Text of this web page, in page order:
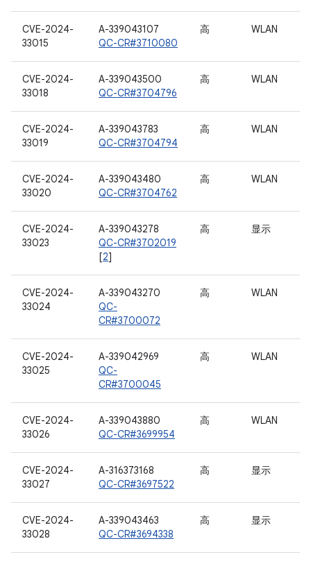
CVE-2024-
33015
A-339043107
QC-CR#3710080
高 WLAN
CVE-2024-
33018
A-339043500
QC-CR#3704796
高 WLAN
CVE-2024-
33019
A-339043783
QC-CR#3704794
高 WLAN
CVE-2024-
33020
A-339043480
QC-CR#3704762
高 WLAN
CVE-2024-
33023
A-339043278
QC-CR#3702019
[2]
高 显示
CVE-2024-
33024
A-339043270
QC-
CR#3700072
高 WLAN
CVE-2024-
33025
A-339042969
QC-
CR#3700045
高 WLAN
CVE-2024-
33026
A-339043880
QC-CR#3699954
高 WLAN
CVE-2024-
33027
A-316373168
QC-CR#3697522
高 显示
CVE-2024-
33028
A-339043463
QC-CR#3694338
高 显示